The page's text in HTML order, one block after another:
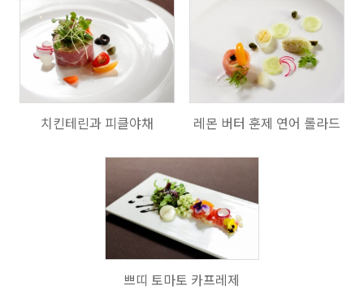
901
치킨테린과 피클야채
1318
레몬 버터 훈제 연어 롤라드
604
쁘띠 토마토 카프레제